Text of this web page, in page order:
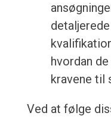
hvordan
kravene til
Ved at følge